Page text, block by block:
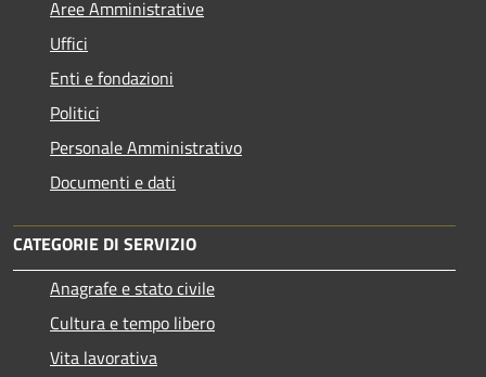
Aree Amministrative
Uffici
Enti e fondazioni
Politici
Personale Amministrativo
Documenti e dati
CATEGORIE DI SERVIZIO
Anagrafe e stato civile
Cultura e tempo libero
Vita lavorativa